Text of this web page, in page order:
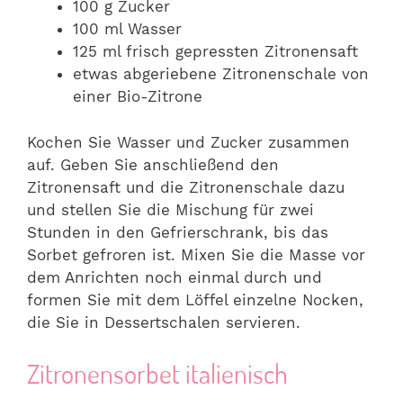
100 g Zucker
100 ml Wasser
125 ml frisch gepressten Zitronensaft
etwas abgeriebene Zitronenschale von
einer Bio-Zitrone
Kochen Sie Wasser und Zucker zusammen
auf. Geben Sie anschließend den
Zitronensaft und die Zitronenschale dazu
und stellen Sie die Mischung für zwei
Stunden in den Gefrierschrank, bis das
Sorbet gefroren ist. Mixen Sie die Masse vor
dem Anrichten noch einmal durch und
formen Sie mit dem Löffel einzelne Nocken,
die Sie in Dessertschalen servieren.
Zitronensorbet italienisch